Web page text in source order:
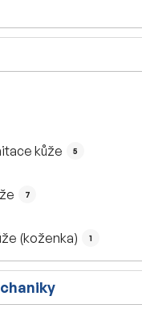
kůže 5
7
(koženka) 1